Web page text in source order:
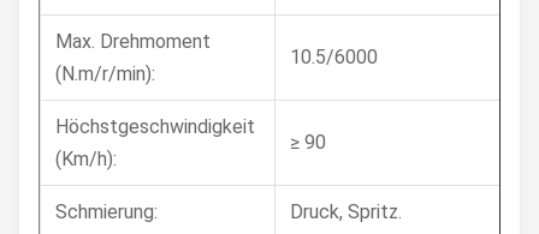
Max. Drehmoment
(N.m/r/min):
10.5/6000
Höchstgeschwindigkeit
(Km/h):
≥ 90
Schmierung: Druck, Spritz.